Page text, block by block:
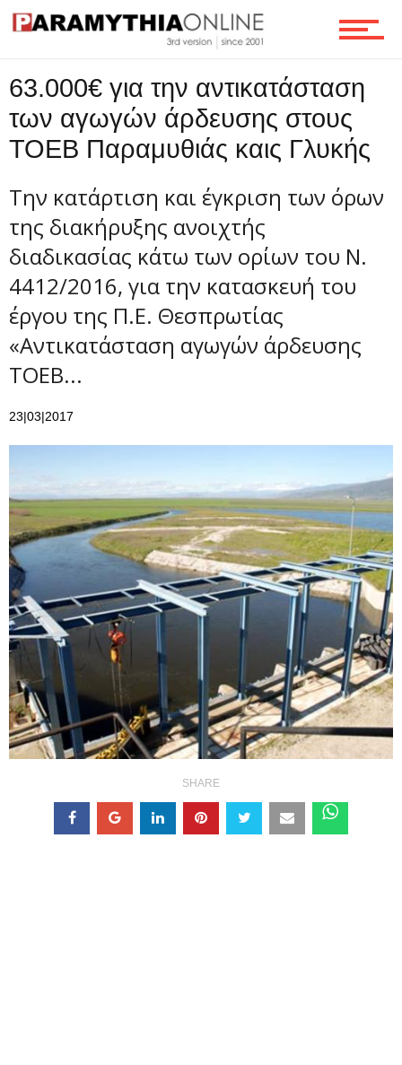
Τεχνολογία
Ροή
Επικοινωνία
63.000€ για την αντικατάσταση
των αγωγών άρδευσης στους
ΤΟΕΒ Παραμυθιάς καις Γλυκής
Την κατάρτιση και έγκριση των όρων
της διακήρυξης ανοιχτής
διαδικασίας κάτω των ορίων του Ν.
4412/2016, για την κατασκευή του
έργου της Π.Ε. Θεσπρωτίας
«Αντικατάσταση αγωγών άρδευσης
ΤΟΕΒ...
23|03|2017
SHARE